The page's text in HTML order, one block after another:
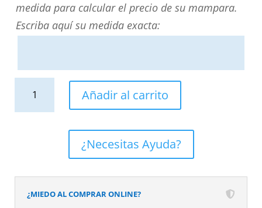
medida para calcular el precio de su mampara.
Escriba aquí su medida exacta:
2
fijos
Añadir al carrito
¿Necesitas Ayuda?
¿MIEDO AL COMPRAR ONLINE?